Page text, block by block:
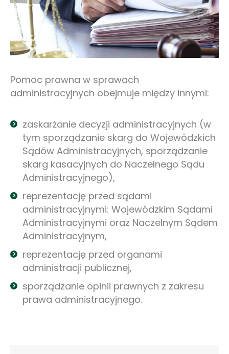
Pomoc prawna w sprawach
administracyjnych obejmuje między innymi:
zaskarżanie decyzji administracyjnych (w
tym sporządzanie skarg do Wojewódzkich
Sądów Administracyjnych, sporządzanie
skarg kasacyjnych do Naczelnego Sądu
Administracyjnego),
reprezentację przed sądami
administracyjnymi: Wojewódzkim Sądami
Administracyjnymi oraz Naczelnym Sądem
Administracyjnym,
reprezentację przed organami
administracji publicznej,
sporządzanie opinii prawnych z zakresu
prawa administracyjnego.